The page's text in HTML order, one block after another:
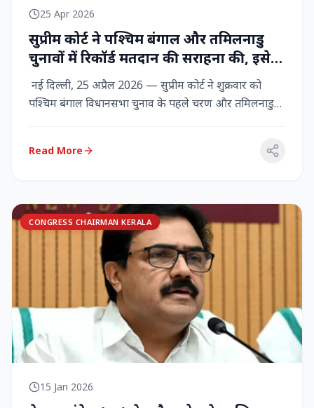
25 Apr 2026
सुप्रीम कोर्ट ने पश्चिम बंगाल और तमिलनाडु
चुनावों में रिकॉर्ड मतदान की सराहना की, इसे
नागरिक शक्ति का प्रदर्शन बताया
नई दिल्ली, 25 अप्रैल 2026 — सुप्रीम कोर्ट ने शुक्रवार को
पश्चिम बंगाल विधानसभा चुनाव के पहले चरण और तमिलनाडु
Read More
CONGRESS CHAIRMAN KERALA
15 Jan 2026